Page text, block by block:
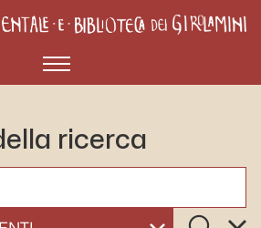
Menù
ricerca
Cerca